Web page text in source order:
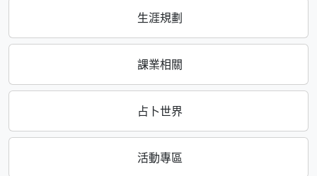
生涯規劃
課業相關
占卜世界
活動專區